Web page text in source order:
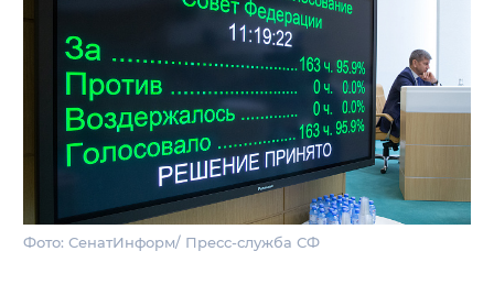
Фото: СенатИнформ/ Пресс-служба СФ